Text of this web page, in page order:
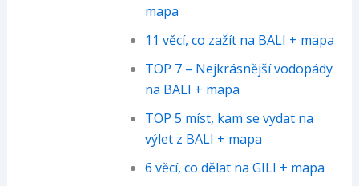
mapa
11 věcí, co zažít na BALI + mapa
TOP 7 – Nejkrásnější vodopády
na BALI + mapa
TOP 5 míst, kam se vydat na
výlet z BALI + mapa
6 věcí, co dělat na GILI + mapa